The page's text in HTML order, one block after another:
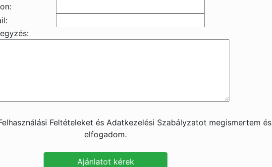
Feltételeket és Adatkezelési Szabályzatot megismertem és
elfogadom.